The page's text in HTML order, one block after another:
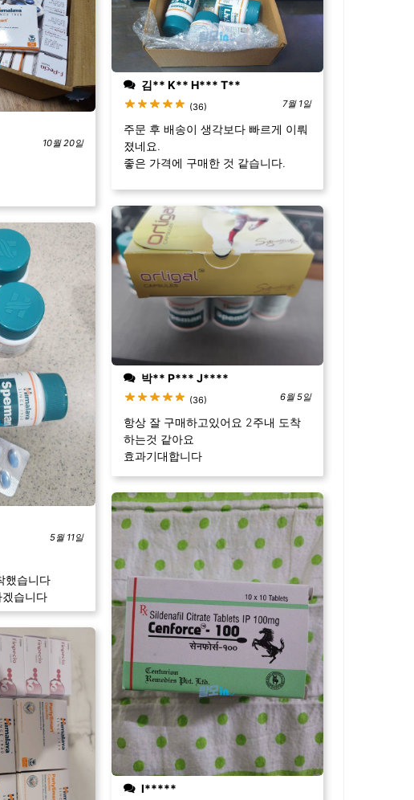
10월 20일
김** K** H*** T**
(36) 7월 1일
주문 후 배송이 생각보다 빠르게 이뤄
졌네요.
좋은 가격에 구매한 것 같습니다.
박** P*** J****
(36) 6월 5일
항상 잘 구매하고있어요 2주내 도착
하는것 같아요
효과기대합니다
5월 11일
했습니다
습니다
l*****